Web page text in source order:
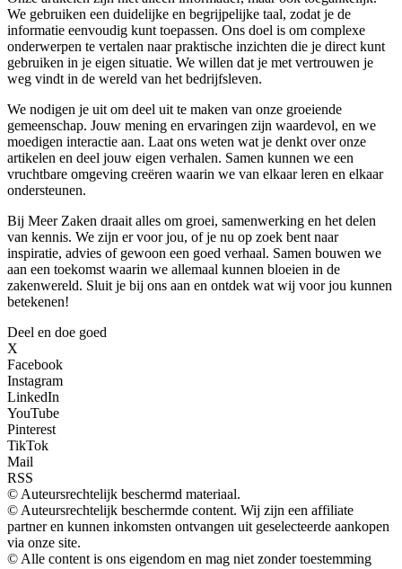
We gebruiken een duidelijke en begrijpelijke taal, zodat je de
informatie eenvoudig kunt toepassen. Ons doel is om complexe
onderwerpen te vertalen naar praktische inzichten die je direct kunt
gebruiken in je eigen situatie. We willen dat je met vertrouwen je
weg vindt in de wereld van het bedrijfsleven.
We nodigen je uit om deel uit te maken van onze groeiende
gemeenschap. Jouw mening en ervaringen zijn waardevol, en we
moedigen interactie aan. Laat ons weten wat je denkt over onze
artikelen en deel jouw eigen verhalen. Samen kunnen we een
vruchtbare omgeving creëren waarin we van elkaar leren en elkaar
ondersteunen.
Bij Meer Zaken draait alles om groei, samenwerking en het delen
van kennis. We zijn er voor jou, of je nu op zoek bent naar
inspiratie, advies of gewoon een goed verhaal. Samen bouwen we
aan een toekomst waarin we allemaal kunnen bloeien in de
zakenwereld. Sluit je bij ons aan en ontdek wat wij voor jou kunnen
betekenen!
Deel en doe goed
X
Facebook
Instagram
LinkedIn
YouTube
Pinterest
TikTok
Mail
RSS
© Auteursrechtelijk beschermd materiaal.
© Auteursrechtelijk beschermde content. Wij zijn een affiliate
partner en kunnen inkomsten ontvangen uit geselecteerde aankopen
via onze site.
© Alle content is ons eigendom en mag niet zonder toestemming